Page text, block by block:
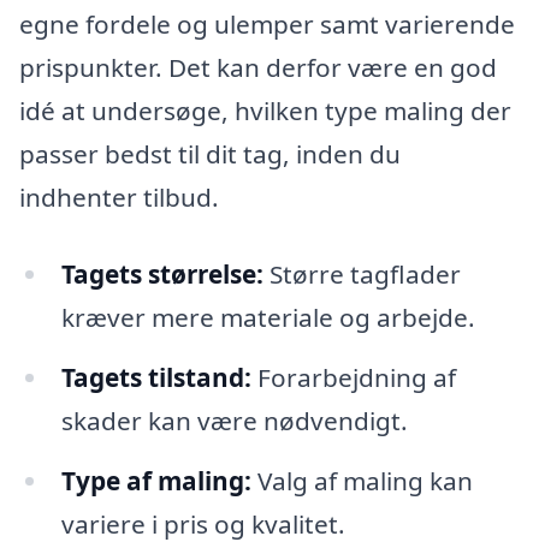
egne fordele og ulemper samt varierende
prispunkter. Det kan derfor være en god
idé at undersøge, hvilken type maling der
passer bedst til dit tag, inden du
indhenter tilbud.
Tagets størrelse: Større tagflader
kræver mere materiale og arbejde.
Tagets tilstand: Forarbejdning af
skader kan være nødvendigt.
Type af maling: Valg af maling kan
variere i pris og kvalitet.